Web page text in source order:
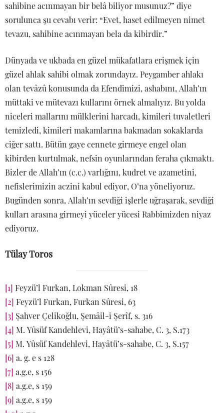
sahibine acınmayan bir belâ biliyor musunuz?” diye
sorulunca şu cevabı verir: “Evet, haset edilmeyen nimet
tevazu, sahibine acınmayan bela da kibirdir.”
Dünyada ve ukbada en güzel mükafatlara erişmek için
güzel ahlak sahibi olmak zorundayız. Peygamber ahlakı
olan tevâzû konusunda da Efendimizi, ashabını, Allah’ın
müttaki ve mütevazı kullarını örnek almalıyız. Bu yolda
niceleri mallarını mülklerini harcadı, kimileri tuvaletleri
temizledi, kimileri makamlarına bakmadan sokaklarda
ciğer sattı. Bütün gaye cennete girmeye engel olan
kibirden kurtulmak, nefsin oyunlarından feraha çıkmaktı.
Bizler de Allah’ın (c.c.) varlığını, kudret ve azametini,
nefislerimizin aczini kabul ediyor, O’na yöneliyoruz.
Bugünden sonra, Allah’ın sevdiği işlerle uğraşarak, sevdiği
kulları arasına girmeyi yüceler yücesi Rabbimizden niyaz
ediyoruz.
Tülay Toros
[1] Feyzü’l Furkan, Lokman Sûresi, 18
[2] Feyzü’l Furkan, Furkan Sûresi, 63
[3] Şahver Çelikoğlu, Şemâil-i Şerîf, s. 316
[4] M. Yûsüf Kandehlevi, Hayâtü’s-sahabe, C. 3, S.173
[5] M. Yûsüf Kandehlevi, Hayâtü’s-sahabe, C. 3, S.157
[6] a. g. e s 128
[7] a.g.e, s 156
[8] a.g.e, s 159
[9] a.g.e, s 159